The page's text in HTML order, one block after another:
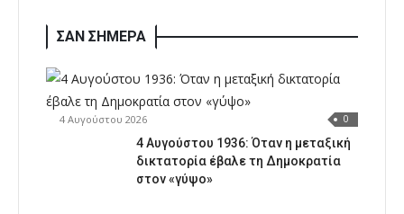
ΣΑΝ ΣΗΜΕΡΑ
4 Αυγούστου 2026 0
4 Αυγούστου 1936: Όταν η μεταξική
δικτατορία έβαλε τη Δημοκρατία
στον «γύψο»